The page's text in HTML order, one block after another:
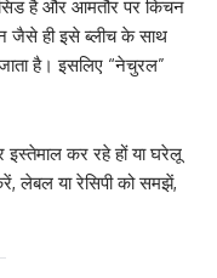
है और आमतौर पर किचन
जैसे ही इसे ब्लीच के साथ
है। इसलिए “नेचुरल”
इस्तेमाल कर रहे हों या घरेलू
लेबल या रेसिपी को समझें,